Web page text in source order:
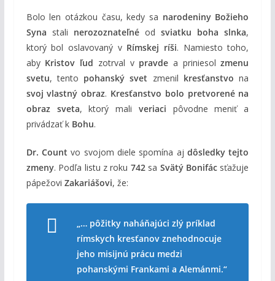
Bolo len otázkou času, kedy sa narodeniny Božieho
Syna stali nerozoznateľnéodsviatku boha slnka,
ktorý bol oslavovaný v Rímskej ríši. Namiesto toho,
aby Kristov ľud zotrval v pravde a priniesolzmenu
svetu, tento pohanský svet zmenil kresťanstvo na
svoj vlastný obraz. Kresťanstvo bolo pretvorené na
obraz sveta, ktorý mali veriaci pôvodne meniť a
privádzať k Bohu.
Dr. Count vo svojom diele spomína aj dôsledky tejto
zmeny. Podľa listu z roku 742sa Svätý Bonifácsťažuje
pápežovi Zakariášovi, že:
„… pôžitky naháňajúci zlý príklad
rímskych kresťanov znehodnocuje
jeho misijnú prácu medzi
pohanskými Frankami a Alemánmi.“